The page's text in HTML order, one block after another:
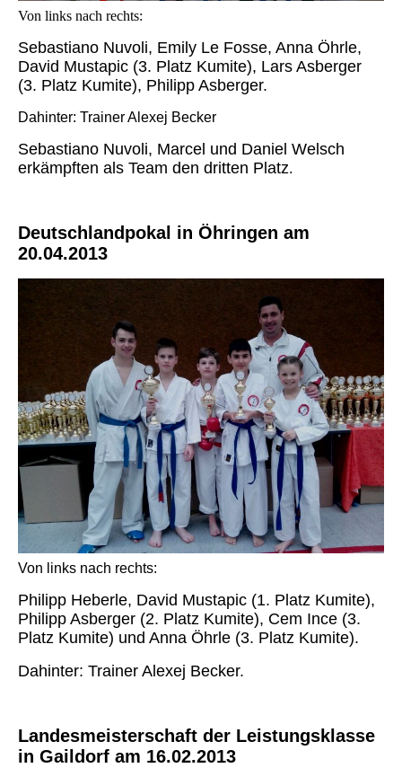
Von links nach rechts:
Sebastiano Nuvoli, Emily Le Fosse, Anna Öhrle,
David Mustapic (3. Platz Kumite), Lars Asberger
(3. Platz Kumite), Philipp Asberger.
Dahinter: Trainer Alexej Becker
Sebastiano Nuvoli, Marcel und Daniel Welsch
erkämpften als Team den dritten Platz.
Deutschlandpokal in Öhringen am
20.04.2013
Von links nach rechts:
Philipp Heberle, David Mustapic (1. Platz Kumite),
Philipp Asberger (2. Platz Kumite), Cem Ince (3.
Platz Kumite) und Anna Öhrle (3. Platz Kumite).
Dahinter: Trainer Alexej Becker.
Landesmeisterschaft der Leistungsklasse
in Gaildorf am 16.02.2013